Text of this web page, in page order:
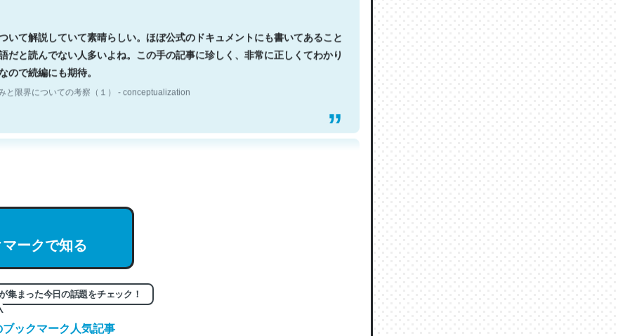
いて解説していて素晴らしい。ほぼ公式のドキュメントにも書いてあること
だと読んでない人多いよね。この手の記事に珍しく、非常に正しくてわかり
ので続編にも期待。
と限界についての考察（１） - conceptualization
と限界についての考察（１） - conceptualization
。32768トークンだと英語小説100ページ分くらい。小説でいう「ずっと前
回収されないけど、短期記憶というには多い分量。進化すればするほど分かり
りそう
ークで知る
集まった今日の話題をチェック！
ックマーク人気記事